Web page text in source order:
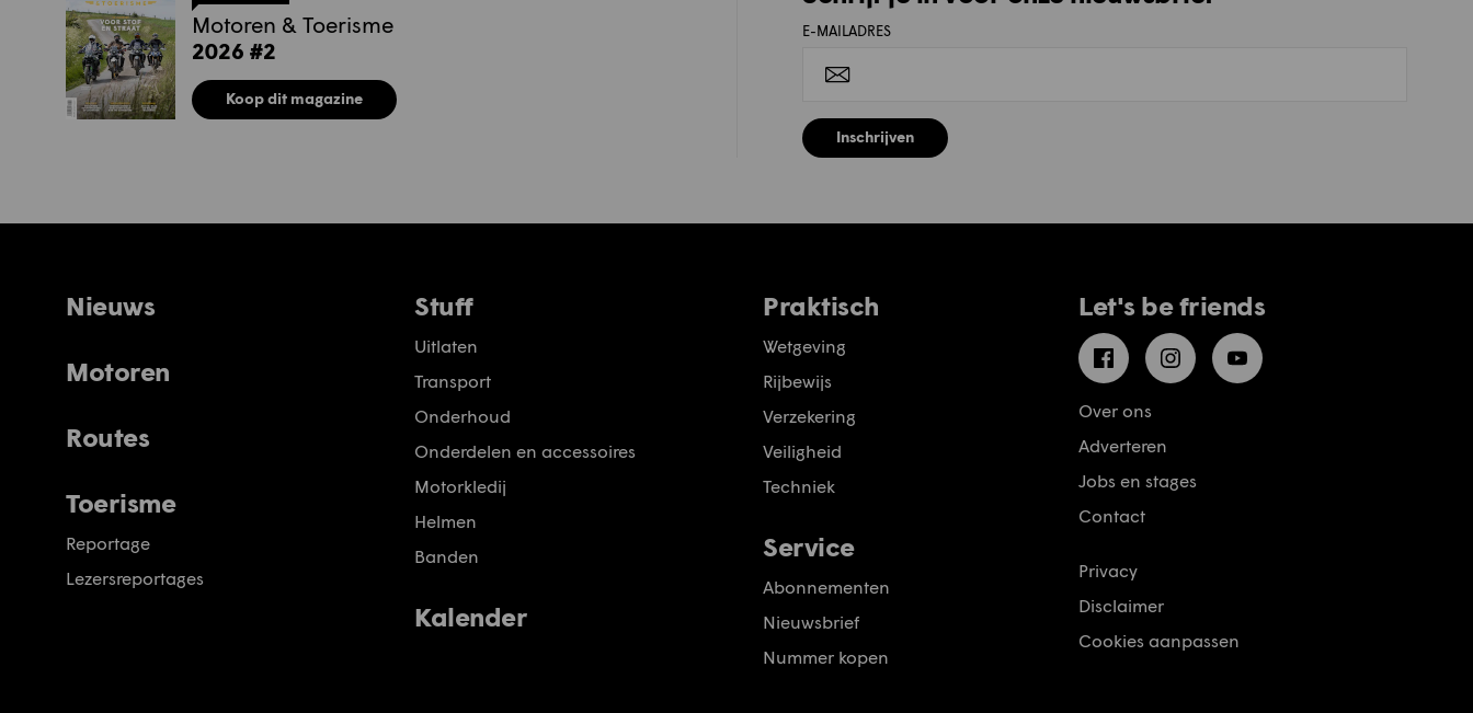
Motoren & Toerisme
2026 #2
Koop dit magazine
E-MAILADRES
Inschrijven
Nieuws
Motoren
Routes
Toerisme
Reportage
Lezersreportages
Stuff
Uitlaten
Transport
Onderhoud
Onderdelen en accessoires
Motorkledij
Helmen
Banden
Kalender
Praktisch
Wetgeving
Rijbewijs
Verzekering
Veiligheid
Techniek
Service
Abonnementen
Nieuwsbrief
Nummer kopen
Let's be friends
FacebookInstagramYouTube
Over ons
Adverteren
Jobs en stages
Contact
Privacy
Disclaimer
Cookies aanpassen